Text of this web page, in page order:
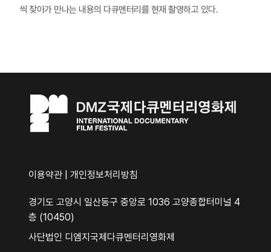
씩 찾아가 만나는 내용의 다큐멘터리를 현재 촬영하고 있다.
이용약관 개인정보처리방침
경기도 고양시 일산동구 중앙로 1036 고양종합터미널 4
층 (10450)
사단법인 디엠지국제다큐멘터리영화제